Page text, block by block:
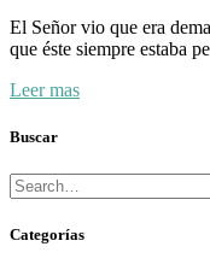
El Señor vio que era
que éste siempre estaba
Leer mas
Buscar
Búsqueda
para:
Categorías